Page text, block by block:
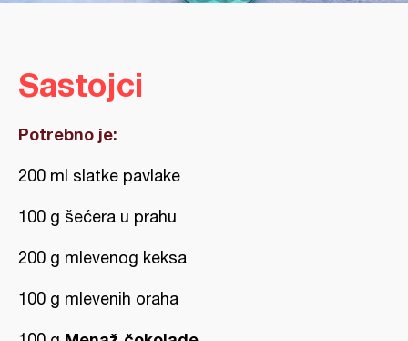
Sastojci
Potrebno je:
200 ml slatke pavlake
100 g šećera u prahu
200 g mlevenog keksa
100 g mlevenih oraha